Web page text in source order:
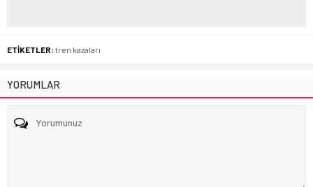
ETİKETLER: tren kazaları
YORUMLAR